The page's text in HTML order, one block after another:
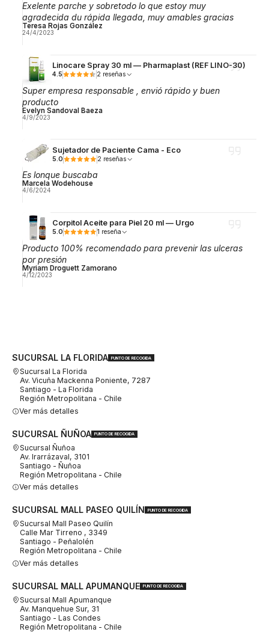
Exelente parche y sobretodo lo que estoy muy
agradecida du rápida llegada, muy amables gracias
Teresa Rojas González
24/4/2023
Linocare Spray 30 ml — Pharmaplast (REF LINO-30)
4.5 2 reseñas
Super empresa responsable , envió rápido y buen
producto
Evelyn Sandoval Baeza
4/9/2023
Sujetador de Paciente Cama - Eco
5.0 2 reseñas
Es lonque buscaba
Marcela Wodehouse
4/6/2024
Corpitol Aceite para Piel 20 ml — Urgo
5.0 1 reseña
Producto 100% recomendado para prevenir las ulceras
por presión
Myriam Droguett Zamorano
4/12/2023
SUCURSAL LA FLORIDA PUNTO DE RECOGIDA
Sucursal La Florida
Av. Vicuña Mackenna Poniente, 7287
Santiago - La Florida
Región Metropolitana - Chile
Ver más detalles
SUCURSAL ÑUÑOA PUNTO DE RECOGIDA
Sucursal Ñuñoa
Av. Irarrázaval, 3101
Santiago - Ñuñoa
Región Metropolitana - Chile
Ver más detalles
SUCURSAL MALL PASEO QUILÍN PUNTO DE RECOGIDA
Sucursal Mall Paseo Quilín
Calle Mar Tirreno , 3349
Santiago - Peñalolén
Región Metropolitana - Chile
Ver más detalles
SUCURSAL MALL APUMANQUE PUNTO DE RECOGIDA
Sucursal Mall Apumanque
Av. Manquehue Sur, 31
Santiago - Las Condes
Región Metropolitana - Chile